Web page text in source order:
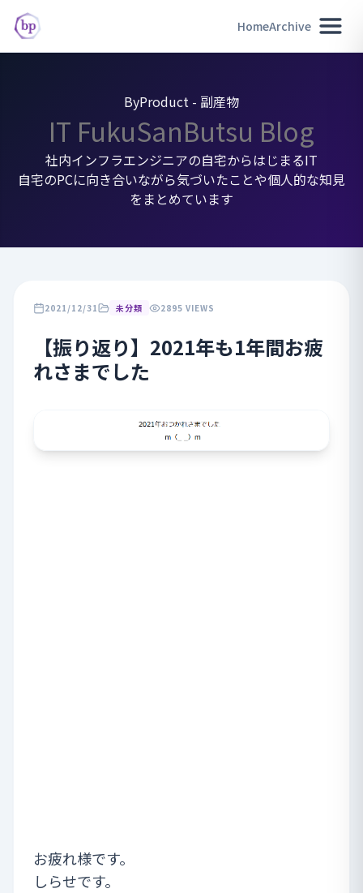
HomeArchive
ByProduct - 副産物
IT FukuSanButsu Blog
社内インフラエンジニアの自宅からはじまるIT
自宅のPCに向き合いながら気づいたことや個人的な知見
をまとめています
2021/12/31 未分類 2895 VIEWS
【振り返り】2021年も1年間お疲
れさまでした
お疲れ様です。
しらせです。